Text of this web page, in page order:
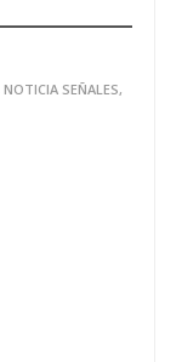
NOTICIA SEÑALES,